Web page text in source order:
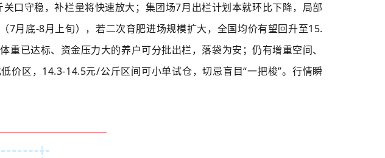
口守稳，补栏量将快速放大；集团场7月出栏计划本就环比下降，局部
月底-8月上旬），若二次育肥进场规模扩大，全国均价有望回升至15.
已达标、资金压力大的养户可分批出栏，落袋为安；仍有增重空间、
区，14.3-14.5元/公斤区间可小单试仓，切忌盲目“一把梭”。行情瞬